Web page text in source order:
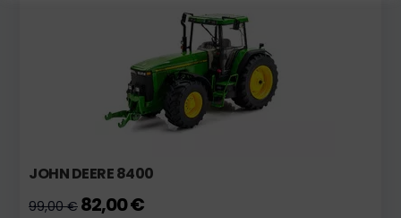
JOHN DEERE 8400
99,00 € 82,00 €